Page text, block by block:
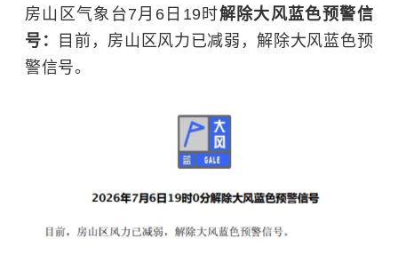
房山区气象台7月6日19时解除大风蓝色预警信
号：
目前， 房山区风力已减弱，解除大风蓝色预
警信号。